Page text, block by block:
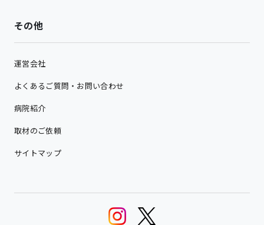
その他
運営会社
よくあるご質問・お問い合わせ
病院紹介
取材のご依頼
サイトマップ